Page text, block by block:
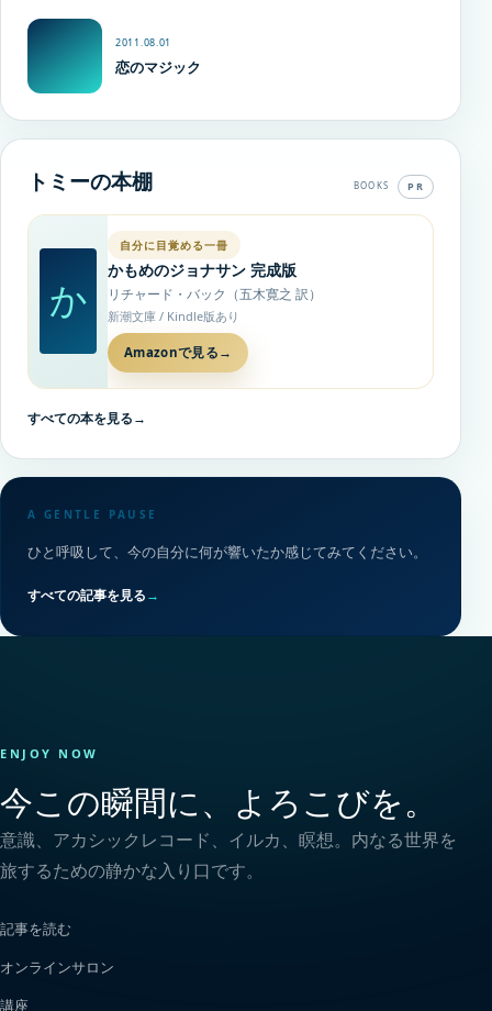
2011.08.01
恋のマジック
トミーの本棚 BOOKS PR
か
自分に目覚める一冊
かもめのジョナサン 完成版
リチャード・バック（五木寛之 訳）
新潮文庫 / Kindle版あり
Amazonで見る →
すべての本を見る→
A GENTLE PAUSE
ひと呼吸して、今の自分に何が響いたか感じてみてください。
すべての記事を見る→
ENJOY NOW
今この瞬間に、よろこびを。
意識、アカシックレコード、イルカ、瞑想。内なる世界を
旅するための静かな入り口です。
記事を読む
オンラインサロン
講座